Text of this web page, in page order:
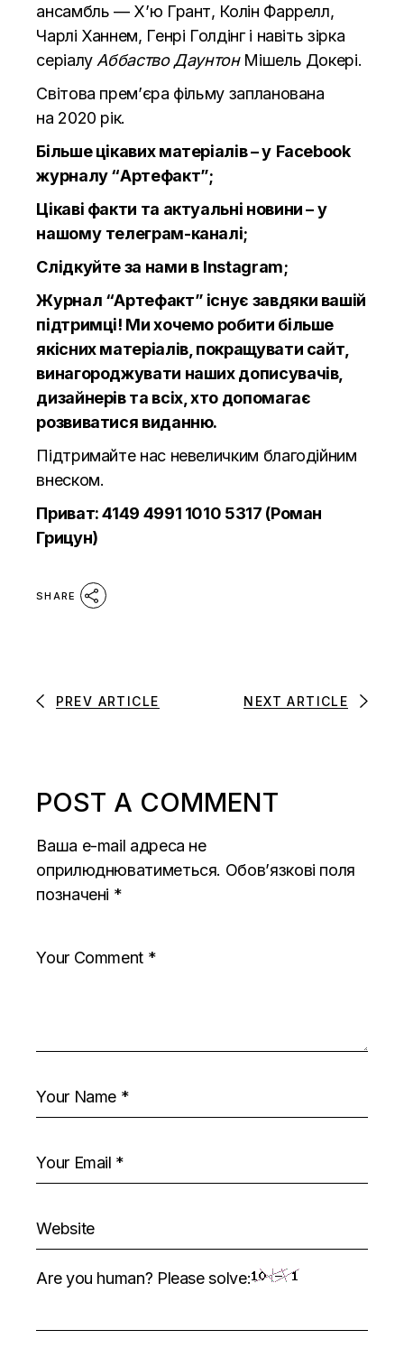
ансамбль — Х’ю Грант, Колін Фаррелл,
Чарлі Ханнем, Генрі Голдінг і навіть зірка
серіалу Аббаство ДаунтонМішель Докері.
Світова прем’єра фільму запланована
на 2020 рік.
Більше цікавих матеріалів – у Facebook
журналу “Артефакт”;
Цікаві факти та актуальні новини – у
нашому телеграм-каналі;
Слідкуйте за нами в Instagram;
Журнал “Артефакт” існує завдяки вашій
підтримці! Ми хочемо робити більше
якісних матеріалів, покращувати сайт,
винагороджувати наших дописувачів,
дизайнерів та всіх, хто допомагає
розвиватися виданню.
Підтримайте нас невеличким благодійним
внеском.
Приват: 4149 4991 1010 5317 (Роман
Грицун)
SHARE
PREV ARTICLE NEXT ARTICLE
POST A COMMENT
Ваша e-mail адреса не
оприлюднюватиметься. Обов’язкові поля
позначені *
Are you human? Please solve: